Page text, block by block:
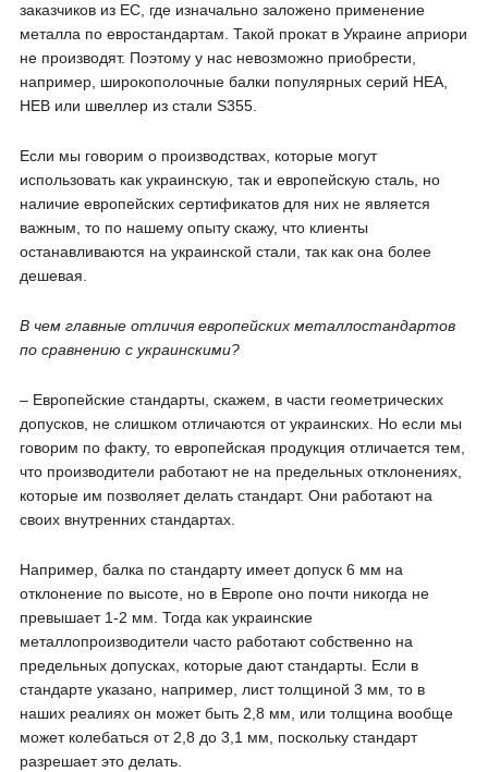
заказчиков из ЕС, где изначально заложено применение
металла по евростандартам. Такой прокат в Украине априори
не производят. Поэтому у нас невозможно приобрести,
например, широкополочные балки популярных серий HEA,
HEB или швеллер из стали S355.
Если мы говорим о производствах, которые могут
использовать как украинскую, так и европейскую сталь, но
наличие европейских сертификатов для них не является
важным, то по нашему опыту скажу, что клиенты
останавливаются на украинской стали, так как она более
дешевая.
В чем главные отличия европейских металлостандартов
по сравнению с украинскими?
– Европейские стандарты, скажем, в части геометрических
допусков, не слишком отличаются от украинских. Но если мы
говорим по факту, то европейская продукция отличается тем,
что производители работают не на предельных отклонениях,
которые им позволяет делать стандарт. Они работают на
своих внутренних стандартах.
Например, балка по стандарту имеет допуск 6 мм на
отклонение по высоте, но в Европе оно почти никогда не
превышает 1-2 мм. Тогда как украинские
металлопроизводители часто работают собственно на
предельных допусках, которые дают стандарты. Если в
стандарте указано, например, лист толщиной 3 мм, то в
наших реалиях он может быть 2,8 мм, или толщина вообще
может колебаться от 2,8 до 3,1 мм, поскольку стандарт
разрешает это делать.